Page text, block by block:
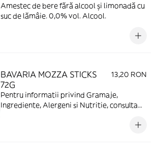
Amestec de bere fără alcool și limonadă cu
suc de lămâie. 0,0% vol. Alcool.
BAVARIA MOZZA STICKS
72G
13,20 RON
Pentru informatii privind Gramaje,
Ingrediente, Alergeni si Nutritie, consulta